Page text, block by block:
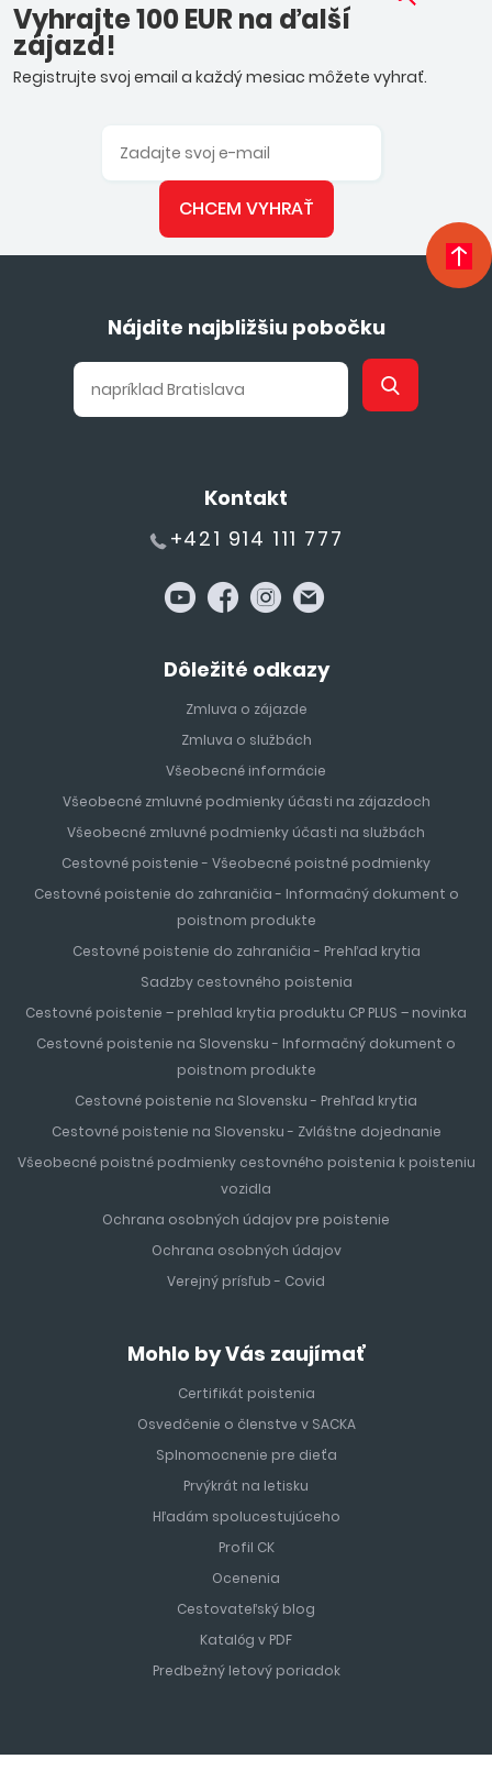
Vyhrajte 100 EUR na ďalší
zájazd!
Registrujte svoj email a každý mesiac môžete vyhrať.
CHCEM VYHRAŤ
Nájdite najbližšiu pobočku
Kontakt
+421 914 111 777
Dôležité odkazy
Zmluva o zájazde
Zmluva o službách
Všeobecné informácie
Všeobecné zmluvné podmienky účasti na zájazdoch
Všeobecné zmluvné podmienky účasti na službách
Cestovné poistenie - Všeobecné poistné podmienky
Cestovné poistenie do zahraničia - Informačný dokument o
poistnom produkte
Cestovné poistenie do zahraničia - Prehľad krytia
Sadzby cestovného poistenia
Cestovné poistenie – prehlad krytia produktu CP PLUS – novinka
Cestovné poistenie na Slovensku - Informačný dokument o
poistnom produkte
Cestovné poistenie na Slovensku - Prehľad krytia
Cestovné poistenie na Slovensku - Zvláštne dojednanie
Všeobecné poistné podmienky cestovného poistenia k poisteniu
vozidla
Ochrana osobných údajov pre poistenie
Ochrana osobných údajov
Verejný prísľub - Covid
Mohlo by Vás zaujímať
Certifikát poistenia
Osvedčenie o členstve v SACKA
Splnomocnenie pre dieťa
Prvýkrát na letisku
Hľadám spolucestujúceho
Profil CK
Ocenenia
Cestovateľský blog
Katalóg v PDF
Predbežný letový poriadok